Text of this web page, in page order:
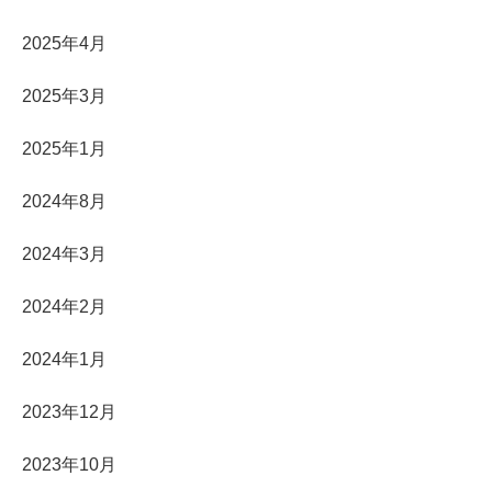
2025年4月
2025年3月
2025年1月
2024年8月
2024年3月
2024年2月
2024年1月
2023年12月
2023年10月